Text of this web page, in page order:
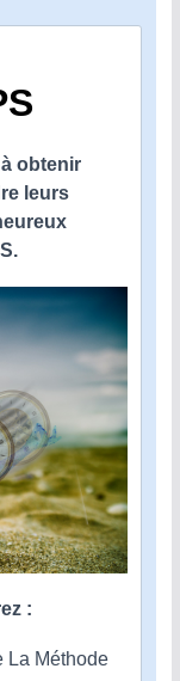
obtenir
leurs
:
La Méthode